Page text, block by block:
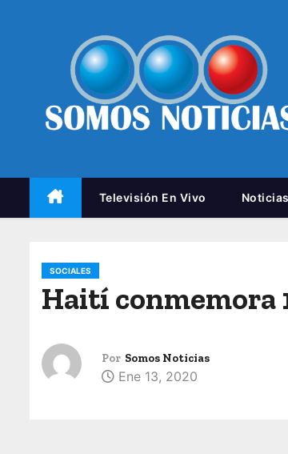
Televisión En Vivo Noticias
SOCIALES
Haití conmemora
Por Somos Noticias
Ene 13, 2020